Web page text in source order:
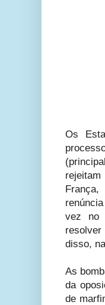
Os
França,
vez no
disso,
As
da
de